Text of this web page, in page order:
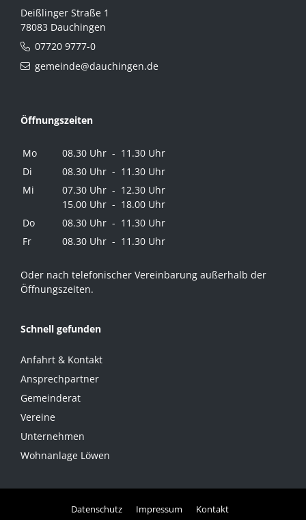
Deißlinger Straße 1
78083 Dauchingen
07720 9777-0
gemeinde@dauchingen.de
Öffnungszeiten
Mo
08.30 Uhr - 11.30 Uhr
Di
08.30 Uhr - 11.30 Uhr
Mi
07.30 Uhr - 12.30 Uhr
15.00 Uhr - 18.00 Uhr
Do
08.30 Uhr - 11.30 Uhr
Fr
08.30 Uhr - 11.30 Uhr
Oder nach telefonischer Vereinbarung außerhalb der
Öffnungszeiten.
Schnell gefunden
Anfahrt & Kontakt
Ansprechpartner
Gemeinderat
Vereine
Unternehmen
Wohnanlage Löwen
Datenschutz Impressum Kontakt